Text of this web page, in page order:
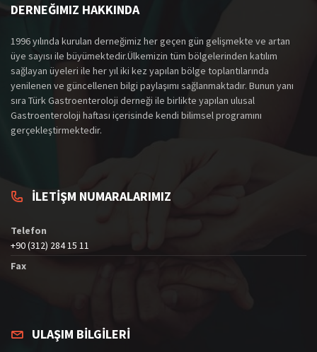
DERNEĞIMIZ HAKKINDA
1996 yılında kurulan derneğimiz her geçen gün gelişmekte ve artan
üye sayısı ile büyümektedir.Ülkemizin tüm bölgelerinden katılım
sağlayan üyeleri ile her yıl iki kez yapılan bölge toplantılarında
yenilenen ve güncellenen bilgi paylaşımı sağlanmaktadır. Bunun yanı
sıra Türk Gastroenteroloji derneği ile birlikte yapılan ulusal
Gastroenteroloji haftası içerisinde kendi bilimsel programını
gerçekleştirmektedir.
İLETİŞM NUMARALARIMIZ
Telefon
+90 (312) 284 15 11
Fax
ULAŞIM BİLGİLERİ